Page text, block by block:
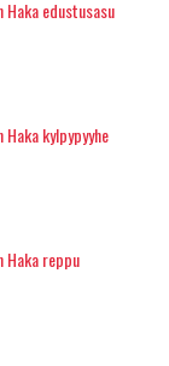
Haka edustusasu
Haka kylpypyyhe
Haka reppu